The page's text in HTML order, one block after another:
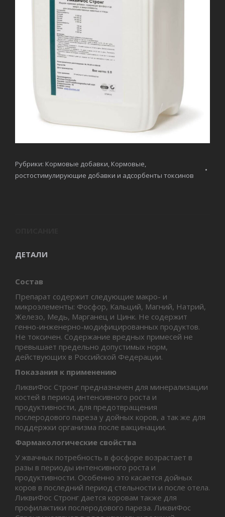
Рубрики: Кормовые добавки, Кормовые,
ростостимулирующие добавки и адсорбенты токсинов
ДЕТАЛИ
Состав
Препарат содержит следующие макро- и
микроэлементы: Фосфор, Кальций, Магний, Натрий,
Железо, Медь, Марганец и Цинк. Не содержит
генно-инженерно-модифицированных продуктов.
Не токсичен. Содержание вредных примесей не
превышает предельно допустимых норм,
действующих в Российской Федерации.
Показания к применению
ЛиквиФос Стронг предназначен для минерализации
костей в период интенсивного роста и
продуктивности, для предотвращения
послеродового пареза у дойных коров, а так же для
поддержки организма после вакцинации.
Фармакологические свойства
У жвачных потребность в фосфоре возрастает в
разы в периоды интенсивного роста и
продуктивности. Особенно это касается дойных
коров в последний период стельности и после отела.
ЛиквиФос Стронг дается коровам также для
профилактики послеродового пареза. ЛиквиФос